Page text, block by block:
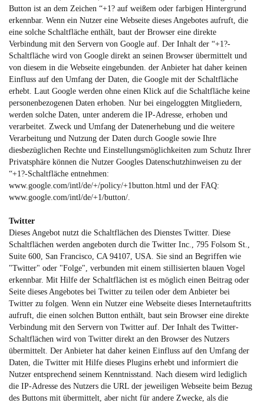
Button ist an dem Zeichen “+1? auf weißem oder farbigen Hintergrund
erkennbar. Wenn ein Nutzer eine Webseite dieses Angebotes aufruft, die
eine solche Schaltfläche enthält, baut der Browser eine direkte
Verbindung mit den Servern von Google auf. Der Inhalt der “+1?-
Schaltfläche wird von Google direkt an seinen Browser übermittelt und
von diesem in die Webseite eingebunden. der Anbieter hat daher keinen
Einfluss auf den Umfang der Daten, die Google mit der Schaltfläche
erhebt. Laut Google werden ohne einen Klick auf die Schaltfläche keine
personenbezogenen Daten erhoben. Nur bei eingeloggten Mitgliedern,
werden solche Daten, unter anderem die IP-Adresse, erhoben und
verarbeitet. Zweck und Umfang der Datenerhebung und die weitere
Verarbeitung und Nutzung der Daten durch Google sowie Ihre
diesbezüglichen Rechte und Einstellungsmöglichkeiten zum Schutz Ihrer
Privatsphäre können die Nutzer Googles Datenschutzhinweisen zu der
“+1?-Schaltfläche entnehmen:
www.google.com/intl/de/+/policy/+1button.html und der FAQ:
www.google.com/intl/de/+1/button/.
Twitter
Dieses Angebot nutzt die Schaltflächen des Dienstes Twitter. Diese
Schaltflächen werden angeboten durch die Twitter Inc., 795 Folsom St.,
Suite 600, San Francisco, CA 94107, USA. Sie sind an Begriffen wie
"Twitter" oder "Folge", verbunden mit einem stillisierten blauen Vogel
erkennbar. Mit Hilfe der Schaltflächen ist es möglich einen Beitrag oder
Seite dieses Angebotes bei Twitter zu teilen oder dem Anbieter bei
Twitter zu folgen. Wenn ein Nutzer eine Webseite dieses Internetauftritts
aufruft, die einen solchen Button enthält, baut sein Browser eine direkte
Verbindung mit den Servern von Twitter auf. Der Inhalt des Twitter-
Schaltflächen wird von Twitter direkt an den Browser des Nutzers
übermittelt. Der Anbieter hat daher keinen Einfluss auf den Umfang der
Daten, die Twitter mit Hilfe dieses Plugins erhebt und informiert die
Nutzer entsprechend seinem Kenntnisstand. Nach diesem wird lediglich
die IP-Adresse des Nutzers die URL der jeweiligen Webseite beim Bezug
des Buttons mit übermittelt, aber nicht für andere Zwecke, als die